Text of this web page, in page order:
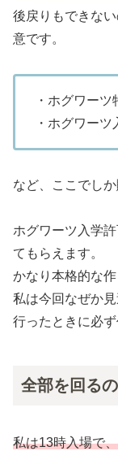
後戻りもできな
意です。
・ホグワー
・ホグワーツ
など、ここでし
ホグワーツ入学
てもらえます。
かなり本格的な作
私は今回なぜか
行ったときに必ず
全部を回る
私は13時入場で